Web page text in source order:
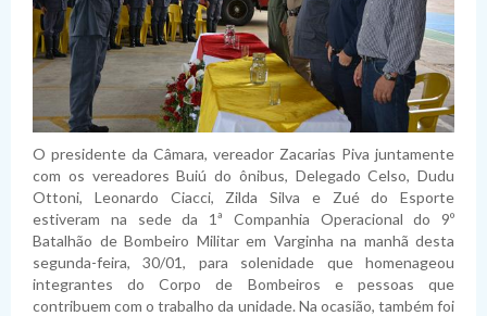
O presidente da Câmara, vereador Zacarias Piva juntamente
com os vereadores Buiú do ônibus, Delegado Celso, Dudu
Ottoni, Leonardo Ciacci, Zilda Silva e Zué do Esporte
estiveram na sede da 1ª Companhia Operacional do 9º
Batalhão de Bombeiro Militar em Varginha na manhã desta
segunda-feira, 30/01, para solenidade que homenageou
integrantes do Corpo de Bombeiros e pessoas que
contribuem com o trabalho da unidade. Na ocasião, também foi